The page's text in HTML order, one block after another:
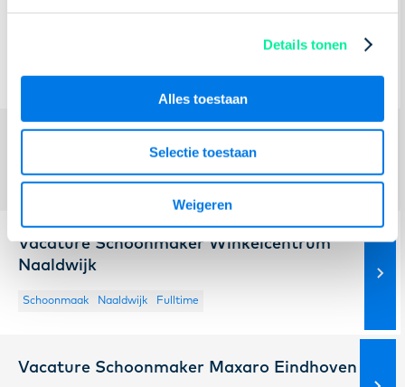
Details tonen
Alles toestaan
Selectie toestaan
Weigeren
Vacature Huismeester Symfonie
Schoonmaak Nieuw-Vennep Parttime
Schoonmaak Leidschendam Fulltime
Vacature Schoonmaker Winkelcentrum
Naaldwijk
Schoonmaak Naaldwijk Fulltime
Vacature Schoonmaker Maxaro Eindhoven